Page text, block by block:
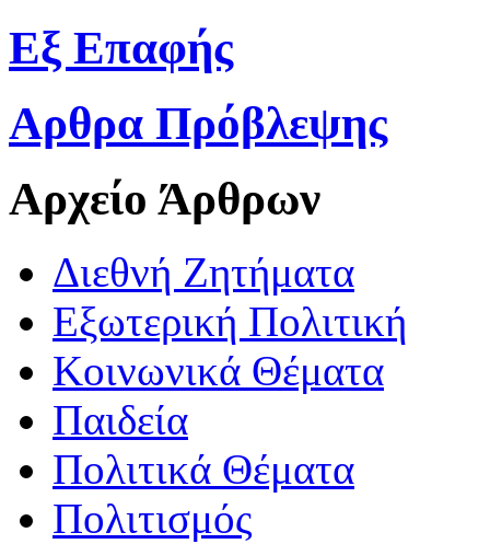
Εξ Επαφής
Αρθρα Πρόβλεψης
Αρχείο Άρθρων
Διεθνή Ζητήματα
Εξωτερική Πολιτική
Κοινωνικά Θέματα
Παιδεία
Πολιτικά Θέματα
Πολιτισμός